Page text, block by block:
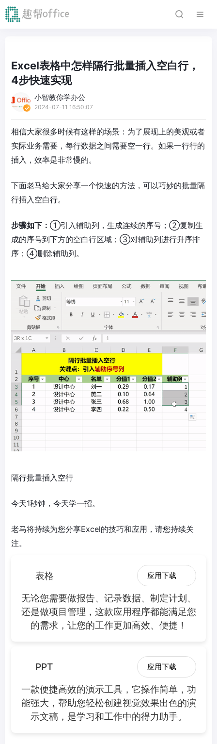
Excel表格中怎样隔行批量插入空白行，
4步快速实现
小智教你学办公
2024-07-11 16:50:07
相信大家很多时候有这样的场景：为了展现上的美观或者
实际业务需要，每行数据之间需要空一行。如果一行行的
插入，效率是非常慢的。
下面老马给大家分享一个快速的方法，可以巧妙的批量隔
行插入空白行。
步骤如下： ①引入辅助列，生成连续的序号；②复制生
成的序号到下方的空白行区域；③对辅助列进行升序排
序；④删除辅助列。
隔行批量插入空行
​今天1秒钟，今天学一招。
老马将持续为您分享Excel的技巧和应用，请您持续关
注。
表格 应用下载
无论您需要做报告、记录数据、制定计划、
还是做项目管理，这款应用程序都能满足您
的需求，让您的工作更加高效、便捷！
PPT 应用下载
一款便捷高效的演示工具，它操作简单，功
能强大，帮助您轻松创建视觉效果出色的演
示文稿，是学习和工作中的得力助手。